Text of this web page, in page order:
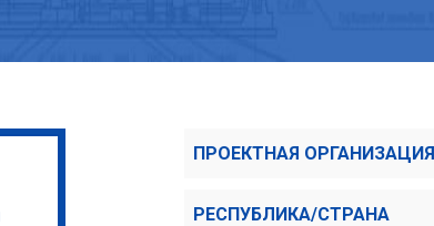
ПРОЕКТНАЯ ОРГАНИЗАЦИЯ
РЕСПУБЛИКА/СТРАНА